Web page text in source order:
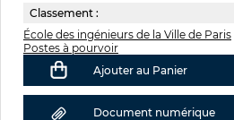
Classement :
École des ingénieurs de la Ville de Paris
Postes à pourvoir
Ajouter au Panier
Document numérique